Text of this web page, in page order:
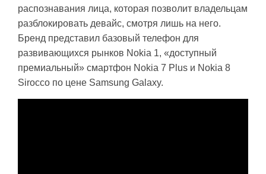
распознавания лица, которая позволит владельцам
разблокировать девайс, смотря лишь на него.
Бренд представил базовый телефон для
развивающихся рынков Nokia 1, «доступный
премиальный» смартфон Nokia 7 Plus и Nokia 8
Sirocco по цене Samsung Galaxy.